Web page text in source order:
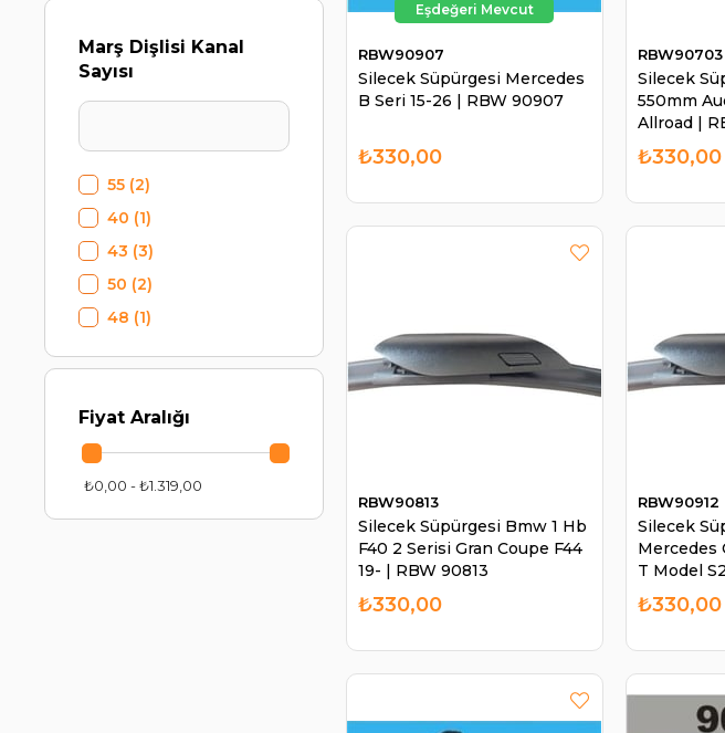
Marş Dişlisi Kanal
Sayısı
55 (2)
40 (1)
43 (3)
50 (2)
48 (1)
Fiyat Aralığı
₺0,00 - ₺1.319,00
Silecek Süpürgesi Mercedes
B Seri 15-26 | RBW 90907
RBW90907
₺330,00
Silecek
550mm
Allroad |
RBW90703
₺330,00
Silecek Süpürgesi Bmw 1 Hb
F40 2 Serisi Gran Coupe F44
19- | RBW 90813
RBW90813
₺330,00
Silecek
Mercedes
T Model
22- Eqs
Coupe
RBW90912
₺330,00